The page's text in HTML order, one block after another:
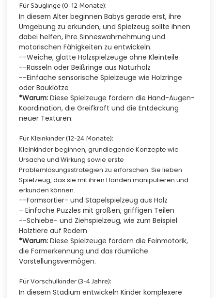
Für Säuglinge (0-12 Monate):
In diesem Alter beginnen Babys gerade erst, ihre
Umgebung zu erkunden, und Spielzeug sollte ihnen
dabei helfen, ihre Sinneswahrnehmung und
motorischen Fähigkeiten zu entwickeln.
--Weiche, glatte Holzspielzeuge ohne Kleinteile
--Rasseln oder Beißringe aus Naturholz
--Einfache sensorische Spielzeuge wie Holzringe
oder Bauklötze
*Warum:Diese Spielzeuge fördern die Hand-Augen-
Koordination, die Greifkraft und die Entdeckung
neuer Texturen.
Für Kleinkinder (12-24 Monate):
Kleinkinder beginnen, grundlegende Konzepte wie
Ursache und Wirkung sowie erste
Problemlösungsstrategien zu erforschen. Sie lieben
Spielzeug, das sie mit ihren Händen manipulieren und
erkunden können.
--Formsortier- und Stapelspielzeug aus Holz
– Einfache Puzzles mit großen, griffigen Teilen
--Schiebe- und Ziehspielzeug, wie zum Beispiel
Holztiere auf Rädern
*Warum:Diese Spielzeuge fördern die Feinmotorik,
die Formerkennung und das räumliche
Vorstellungsvermögen.
Für Vorschulkinder (3-4 Jahre):
In diesem Stadium entwickeln Kinder komplexere